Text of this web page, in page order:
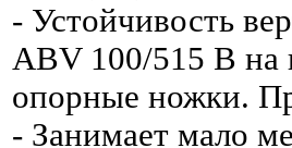
- Устойчивость
ABV 100/515 В на
опорные ножки.
- Занимает мало